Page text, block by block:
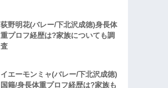
荻野明花(バレー/下北沢成徳)身長体
重プロフ経歴は?家族についても調
査
イエーモンミャ(バレー/下北沢成徳)
国籍/身長体重プロフ経歴は?家族も